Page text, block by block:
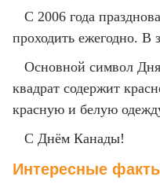
С 2006 года
проходить ежегодно. В
Основной символ
квадрат содержит
красную и белую
С Днём Канады!
Интересные